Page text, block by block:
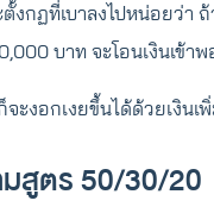
กฏที่เบาลงไปหน่อยว่า ถ้
บาท จะโอนเงินเข้า
ะงอกเงยขึ้นได้ด้วยเงินเ
มสูตร 50/30/20